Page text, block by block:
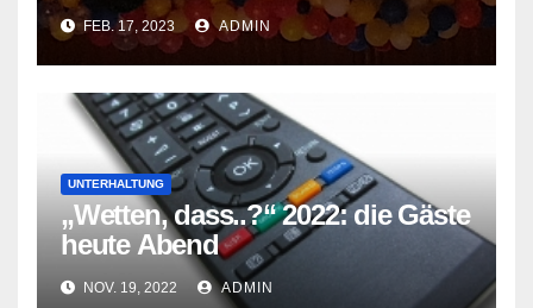
FEB. 17, 2023 ADMIN
UNTERHALTUNG
„Wetten, dass..?“ 2022: die Gäste
heute Abend
NOV. 19, 2022 ADMIN